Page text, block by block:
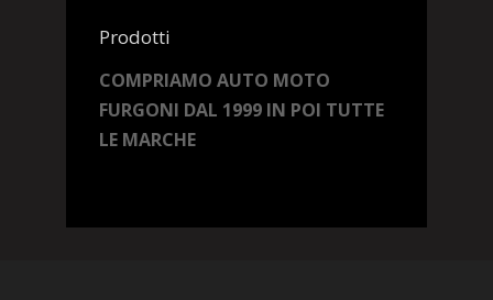
Prodotti
COMPRIAMO AUTO MOTO
FURGONI DAL 1999 IN POI TUTTE
LE MARCHE